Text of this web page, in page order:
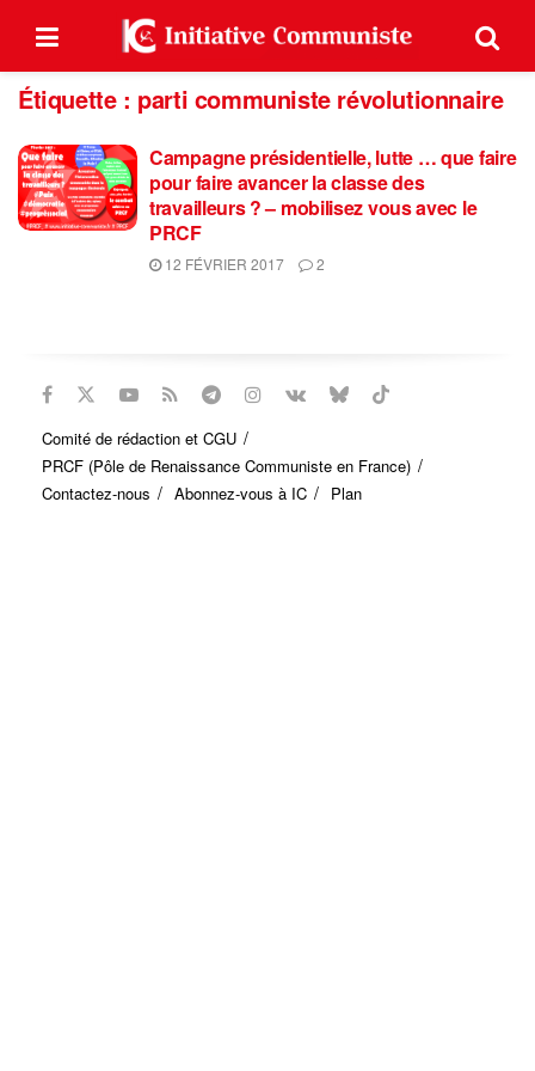
Étiquette : parti communiste révolutionnaire
Campagne présidentielle, lutte … que faire
pour faire avancer la classe des
travailleurs ? – mobilisez vous avec le
PRCF
12 FÉVRIER 2017 2
Comité de rédaction et CGU
PRCF (Pôle de Renaissance Communiste en France)
Contactez-nous
Abonnez-vous à IC Plan